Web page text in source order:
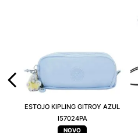
ESTOJO KIPLING GITROY AZUL
I57024PA